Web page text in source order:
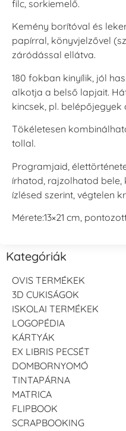
filc, sorkiemelő.
Kemény borítóval és
papírral, könyvjelzővel
záródással ellátva.
180 fokban kinyílik, jól
alkotja a belső lapjait.
kincsek, pl. belépőjegyek
Tökéletesen
tollal.
Programjaid,
írhatod, rajzolhatod bele,
ízlésed szerint, végtelen
Mérete:13×21 cm,
Kategóriák
OVIS TERMÉKEK
3D CUKISÁGOK
ISKOLAI TERMÉKEK
LOGOPÉDIA
KÁRTYÁK
EX LIBRIS PECSÉT
DOMBORNYOMÓ
TINTAPÁRNA
MATRICA
FLIPBOOK
SCRAPBOOKING